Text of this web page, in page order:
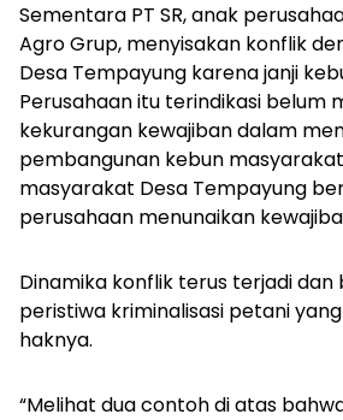
Sementara PT SR, anak
Agro Grup, menyisakan konflik
Desa Tempayung karena janji
Perusahaan itu terindikasi belum
kekurangan kewajiban dalam
pembangunan kebun
masyarakat Desa Tempayung
perusahaan menunaikan
Dinamika konflik terus terjadi dan
peristiwa kriminalisasi petani
haknya.
“Melihat dua contoh di atas